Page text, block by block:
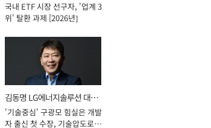
표이사 사장
국내 ETF 시장 선구자, '업계 3
위' 탈환 과제 [2026년]
김동명 LG에너지솔루션 대표
이사 사장
'기술중심' 구광모 힘실은 개발
자 출신 첫 수장, 기술압도로